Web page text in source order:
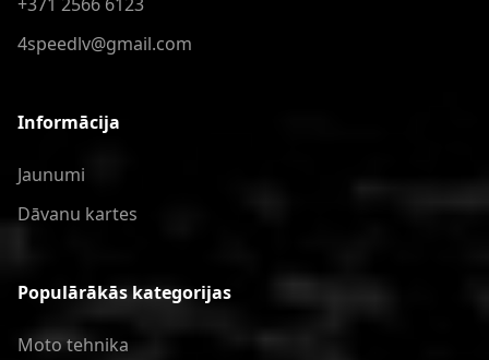
4speedlv@gmail.com
Informācija
Jaunumi
Dāvanu kartes
Populārākās kategorijas
Moto tehnika